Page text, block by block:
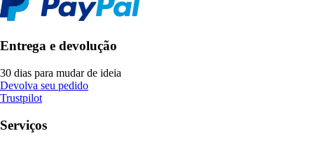
Entrega e devolução
30 dias para mudar de ideia
Devolva seu pedido
Trustpilot
Serviços